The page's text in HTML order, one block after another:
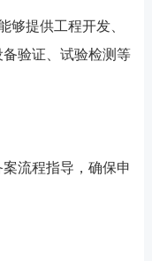
够提供工程开发、
验证、试验检测等
流程指导，确保申